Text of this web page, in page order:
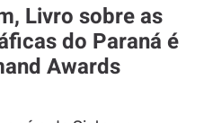
Livro sobre as
do Paraná é
Awards